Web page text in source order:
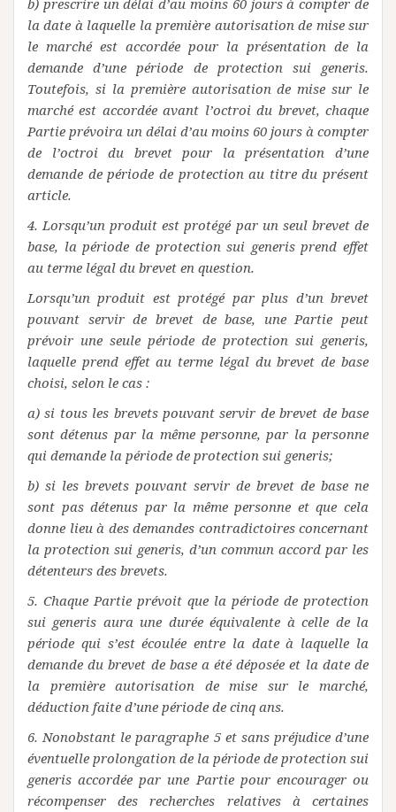
b) prescrire un délai d’au moins 60 jours à compter de
la date à laquelle la première autorisation de mise sur
le marché est accordée pour la présentation de la
demande d’une période de protection sui generis.
Toutefois, si la première autorisation de mise sur le
marché est accordée avant l’octroi du brevet, chaque
Partie prévoira un délai d’au moins 60 jours à compter
de l’octroi du brevet pour la présentation d’une
demande de période de protection au titre du présent
article.
4. Lorsqu’un produit est protégé par un seul brevet de
base, la période de protection sui generis prend effet
au terme légal du brevet en question.
Lorsqu’un produit est protégé par plus d’un brevet
pouvant servir de brevet de base, une Partie peut
prévoir une seule période de protection sui generis,
laquelle prend effet au terme légal du brevet de base
choisi, selon le cas :
a) si tous les brevets pouvant servir de brevet de base
sont détenus par la même personne, par la personne
qui demande la période de protection sui generis;
b) si les brevets pouvant servir de brevet de base ne
sont pas détenus par la même personne et que cela
donne lieu à des demandes contradictoires concernant
la protection sui generis, d’un commun accord par les
détenteurs des brevets.
5. Chaque Partie prévoit que la période de protection
sui generis aura une durée équivalente à celle de la
période qui s’est écoulée entre la date à laquelle la
demande du brevet de base a été déposée et la date de
la première autorisation de mise sur le marché,
déduction faite d’une période de cinq ans.
6. Nonobstant le paragraphe 5 et sans préjudice d’une
éventuelle prolongation de la période de protection sui
generis accordée par une Partie pour encourager ou
récompenser des recherches relatives à certaines